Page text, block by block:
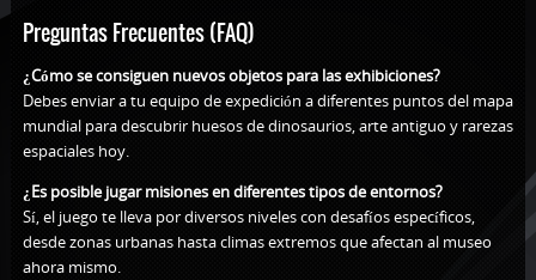
Preguntas Frecuentes (FAQ)
¿Cómo se consiguen nuevos objetos para las exhibiciones?
Debes enviar a tu equipo de expedición a diferentes puntos del mapa
mundial para descubrir huesos de dinosaurios, arte antiguo y rarezas
espaciales hoy.
¿Es posible jugar misiones en diferentes tipos de entornos?
Sí, el juego te lleva por diversos niveles con desafíos específicos,
desde zonas urbanas hasta climas extremos que afectan al museo
ahora mismo.